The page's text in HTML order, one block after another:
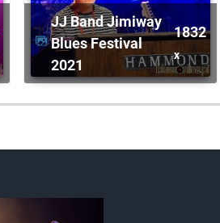
JJ Band Jimiway
Blues Festival
2021
1832
x